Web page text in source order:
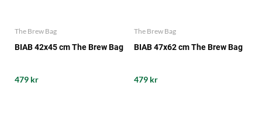
The Brew Bag
BIAB 42x45 cm The Brew Bag
479 kr
The Brew Bag
BIAB 47x62 cm The Brew Bag
479 kr